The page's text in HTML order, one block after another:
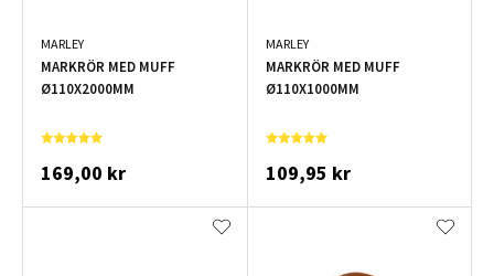
MARLEY
MARKRÖR MED MUFF
Ø110X2000MM
169,00 kr
MARLEY
MARKRÖR MED MUFF
Ø110X1000MM
109,95 kr